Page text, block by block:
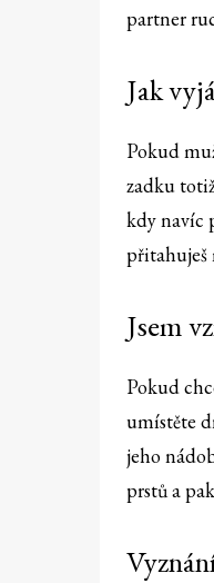
partner
Jak
Pokud
zadku
kdy navíc
přitahuješ
Jsem
Pokud
umístěte
jeho
prstů a